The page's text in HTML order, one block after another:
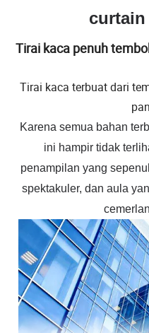
curtain
Tirai kaca penuh
Tirai kaca terbuat dari
Karena semua bahan
ini hampir tidak
penampilan yang
spektakuler, dan aula